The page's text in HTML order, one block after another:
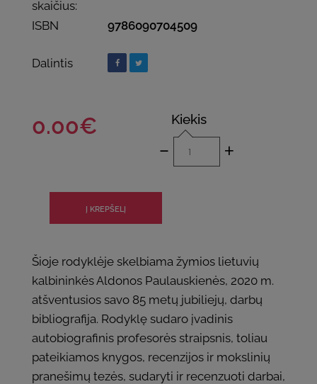
skaičius:
ISBN 9786090704509
Dalintis
0.00€ Kiekis
- +
Šioje rodyklėje skelbiama žymios lietuvių
kalbininkės Aldonos Paulauskienės, 2020 m.
atšventusios savo 85 metų jubiliejų, darbų
bibliografija. Rodyklę sudaro įvadinis
autobiografinis profesorės straipsnis, toliau
pateikiamos knygos, recenzijos ir mokslinių
pranešimų tezės, sudaryti ir recenzuoti darbai,